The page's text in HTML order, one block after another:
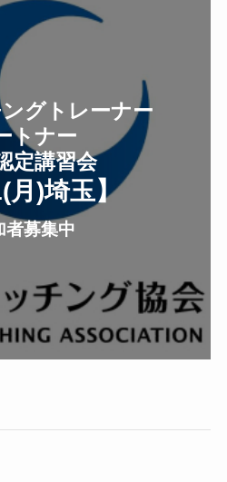
グトレーナー
トナー
定講習会
月 )埼玉】
者募集中